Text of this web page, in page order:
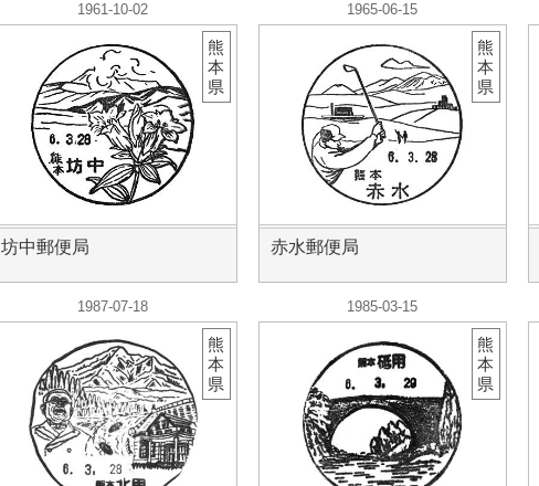
1961-10-02
坊中郵便局
熊
本
県
1965-06-15
赤水郵便局
熊
本
県
1987-07-18
熊
本
県
1985-03-15
熊
本
県